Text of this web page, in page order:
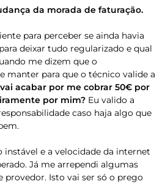
da morada de faturação.
para perceber se ainda havia
deixar tudo regularizado e qual
me dizem que o
manter para que o técnico valide a
vai acabar por me cobrar 50€ por
por mim? Eu valido a
caso haja algo que
instável e a velocidade da internet
Já me arrependi algumas
provedor. Isto vai ser só o prego